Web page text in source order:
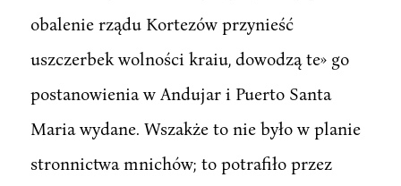
obalenie rządu Kortezów przynieść
uszczerbek wolności kraiu, dowodzą te» go
postanowienia w Andujar i Puerto Santa
Maria wydane. Wszakże to nie było w planie
stronnictwa mnichów; to potrafiło przez